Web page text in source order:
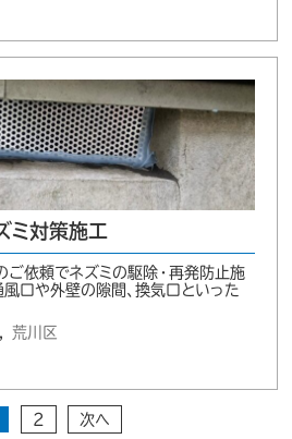
対策施工
ご依頼でネズミの駆除・再発防止施
口や外壁の隙間、換気口といった
,
荒川区
2 次へ